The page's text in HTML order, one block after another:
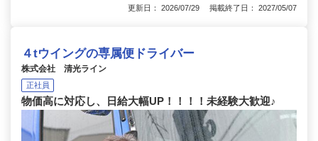
更新日： 2026/07/29 掲載終了日： 2027/05/07
４tウイングの専属便ドライバー
株式会社 清光ライン
正社員
物価高に対応し、日給大幅UP！！！！未経験大歓迎♪